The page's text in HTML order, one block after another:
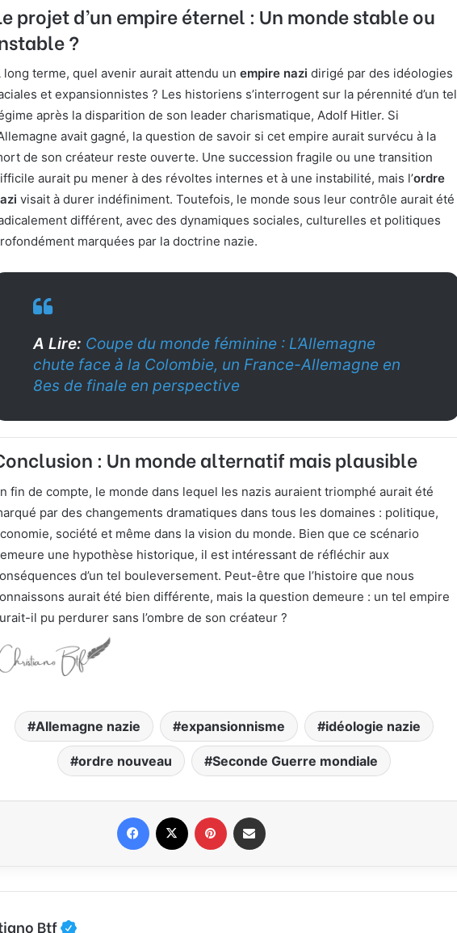
projet d’un empire éternel : Un monde stable ou
?
long terme, quel avenir aurait attendu un empire nazi dirigé par des idéologies
et expansionnistes ? Les historiens s’interrogent sur la pérennité d’un tel
après la disparition de son leader charismatique, Adolf Hitler. Si
avait gagné, la question de savoir si cet empire aurait survécu à la
de son créateur reste ouverte. Une succession fragile ou une transition
aurait pu mener à des révoltes internes et à une instabilité, mais l’ordre
visait à durer indéfiniment. Toutefois, le monde sous leur contrôle aurait été
différent, avec des dynamiques sociales, culturelles et politiques
marquées par la doctrine nazie.
A Lire: Coupe du monde féminine : L’Allemagne
chute face à la Colombie, un France-Allemagne en
8es de finale en perspective
: Un monde alternatif mais plausible
fin de compte, le monde dans lequel les nazis auraient triomphé aurait été
par des changements dramatiques dans tous les domaines : politique,
société et même dans la vision du monde. Bien que ce scénario
une hypothèse historique, il est intéressant de réfléchir aux
d’un tel bouleversement. Peut-être que l’histoire que nous
aurait été bien différente, mais la question demeure : un tel empire
il pu perdurer sans l’ombre de son créateur ?
Allemagne nazie expansionnisme idéologie nazie
ordre nouveau Seconde Guerre mondiale
Btf